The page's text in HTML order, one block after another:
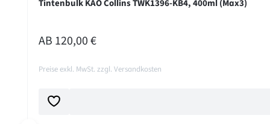
Tintenbulk KAO Collins TWK1396-KB4, 400ml (Max3)
REGULÄRER PREIS:
AB 120,00 €
Preise exkl. MwSt. zzgl. Versandkosten